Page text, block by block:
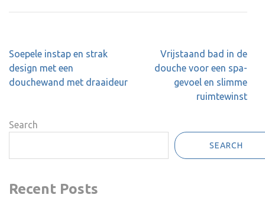
Post
navigation
Soepele instap en strak
design met een
douchewand met draaideur
Vrijstaand bad in de
douche voor een spa-
gevoel en slimme
ruimtewinst
Search
SEARCH
Recent Posts